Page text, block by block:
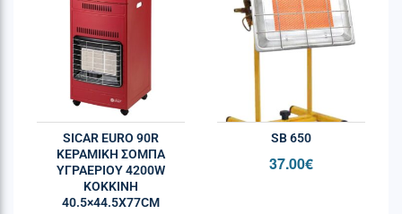
SICAR EURO 90R
ΚΕΡΑΜΙΚΉ ΣΌΜΠΑ
ΥΓΡΑΕΡΊΟΥ 4200W
ΚΌΚΚΙΝΗ
40.5×44.5X77CM
SB 650
37.00€